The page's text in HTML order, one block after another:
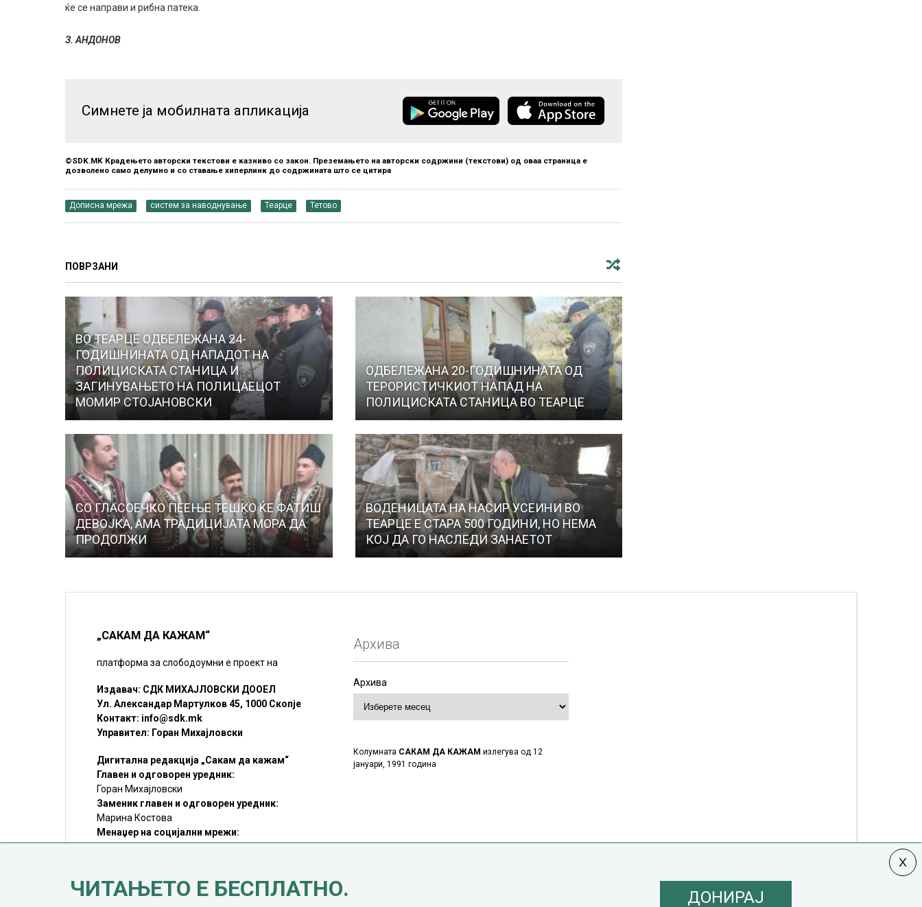
ќе се направи и рибна патека.
З. АНДОНОВ
Симнете ја мобилната апликација
©SDK.MK Крадењето авторски текстови е казниво со закон. Преземањето на авторски содржини (текстови) од оваа страница е
дозволено само делумно и со ставање хиперлинк до содржината што се цитира
Дописна мрежа систем за наводнување Теарце Тетово
ПОВРЗАНИ
ВО ТЕАРЦЕ ОДБЕЛЕЖАНА 24-
ГОДИШНИНАТА ОД НАПАДОТ НА
ПОЛИЦИСКАТА СТАНИЦА И
ЗАГИНУВАЊЕТО НА ПОЛИЦАЕЦОТ
МОМИР СТОЈАНОВСКИ
ОДБЕЛЕЖАНА 20-ГОДИШНИНАТА ОД
ТЕРОРИСТИЧКИОТ НАПАД НА
ПОЛИЦИСКАТА СТАНИЦА ВО ТЕАРЦЕ
СО ГЛАСОЕЧКО ПЕЕЊЕ ТЕШКО ЌЕ ФАТИШ
ДЕВОЈКА, АМА ТРАДИЦИЈАТА МОРА ДА
ПРОДОЛЖИ
ВОДЕНИЦАТА НА НАСИР УСЕИНИ ВО
ТЕАРЦЕ Е СТАРА 500 ГОДИНИ, НО НЕМА
КОЈ ДА ГО НАСЛЕДИ ЗАНАЕТОТ
„САКАМ ДА КАЖАМ“
платформа за слободоумни е проект на
Издавач: СДК МИХАЈЛОВСКИ ДООЕЛ
Ул. Александар Мартулков 45, 1000 Скопје
Контакт: info@sdk.mk
Управител: Горан Михајловски
Дигитална редакција „Сакам да кажам“
Главен и одговорен уредник:
Горан Михајловски
Заменик главен и одговорен уредник:
Марина Костова
Менаџер на социјални мрежи:
Мирослав Илиоски
©SDK.MK Крадењето авторски текстови е казниво со закон.
Преземањето на авторски содржини (текстови) од оваа
Архива
Архива
Колумната САКАМ ДА КАЖАМ излегува од 12
јануари, 1991 година
ЧИТАЊЕТО Е БЕСПЛАТНО. ДОНИРАЈ